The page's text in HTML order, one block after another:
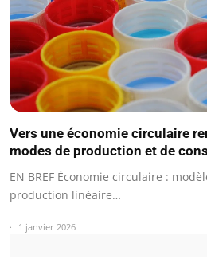
Vers une économie circulaire
modes de production et de
EN BREF Économie circulaire :
production linéaire…
1 janvier 2026